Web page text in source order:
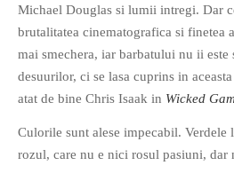
DESCARCĂ!
Michael Douglas si lumii intregi. Dar
brutalitatea cinematografica si finetea
mai smechera, iar barbatului nu ii
desuurilor, ci se lasa cuprins in
atat de bine Chris Isaak in Wicked
Culorile sunt alese impecabil. Verdele
rozul, care nu e nici rosul pasiuni,